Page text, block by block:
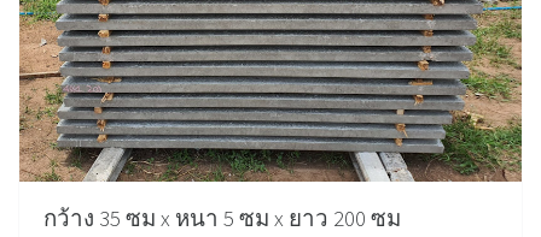
กว้าง 35 ซม x หนา 5 ซม x ยาว 200 ซม